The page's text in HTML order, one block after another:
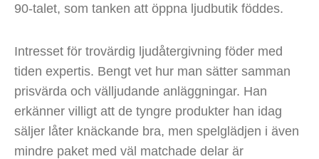
90-talet, som tanken att öppna ljudbutik föddes.
Intresset för trovärdig ljudåtergivning föder med
tiden expertis. Bengt vet hur man sätter samman
prisvärda och välljudande anläggningar. Han
erkänner villigt att de tyngre produkter han idag
säljer låter knäckande bra, men spelglädjen i även
mindre paket med väl matchade delar är